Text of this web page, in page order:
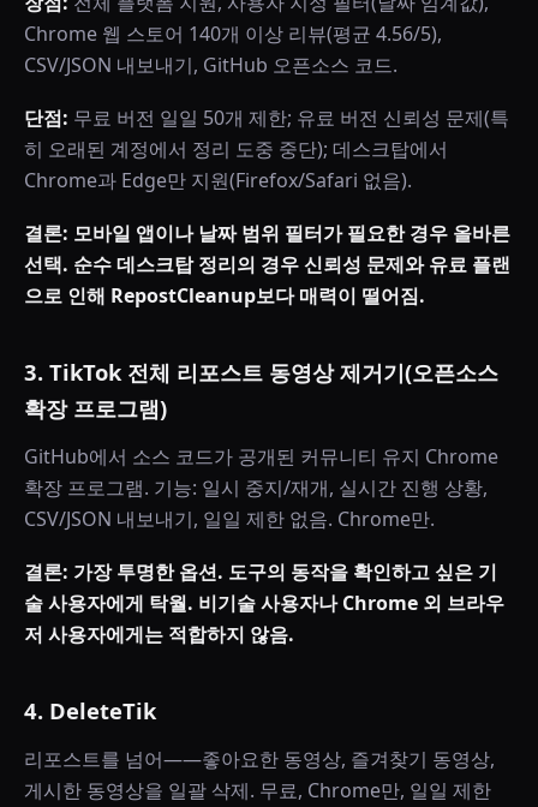
Chrome 웹 스토어 140개 이상 리뷰(평균 4.56/5),
CSV/JSON 내보내기, GitHub 오픈소스 코드.
단점: 무료 버전 일일 50개 제한; 유료 버전 신뢰성 문제(특
히 오래된 계정에서 정리 도중 중단); 데스크탑에서
Chrome과 Edge만 지원(Firefox/Safari 없음).
결론: 모바일 앱이나 날짜 범위 필터가 필요한 경우 올바른
선택. 순수 데스크탑 정리의 경우 신뢰성 문제와 유료 플랜
으로 인해 RepostCleanup보다 매력이 떨어짐.
3. TikTok 전체 리포스트 동영상 제거기(오픈소스
확장 프로그램)
GitHub에서 소스 코드가 공개된 커뮤니티 유지 Chrome
확장 프로그램. 기능: 일시 중지/재개, 실시간 진행 상황,
CSV/JSON 내보내기, 일일 제한 없음. Chrome만.
결론: 가장 투명한 옵션. 도구의 동작을 확인하고 싶은 기
술 사용자에게 탁월. 비기술 사용자나 Chrome 외 브라우
저 사용자에게는 적합하지 않음.
4. DeleteTik
리포스트를 넘어——좋아요한 동영상, 즐겨찾기 동영상,
게시한 동영상을 일괄 삭제. 무료, Chrome만, 일일 제한